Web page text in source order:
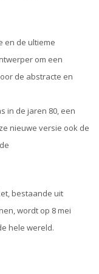
en de ultieme
om een
de abstracte en
in de jaren 80, een
nieuwe versie ook de
bestaande uit
wordt op 8 mei
hele wereld.